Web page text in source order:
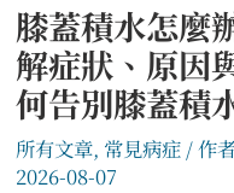
膝蓋積水怎麼
解症狀、原因
何告別膝蓋積
所有文章, 常見病症/ 作
2026-08-07